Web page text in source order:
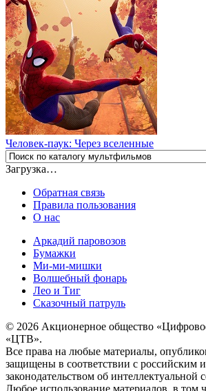
Человек-паук: Через вселенные
Загрузка…
Обратная связь
Правила пользования
О нас
Аркадий паровозов
Бумажки
Ми-ми-мишки
Волшебный фонарь
Лео и Тиг
Сказочный патруль
© 2026 Акционерное общество
«ЦТВ».
Все права на любые материалы,
защищены в соответствии с российским
законодательством об интеллектуальной
Любое использование материалов, в том